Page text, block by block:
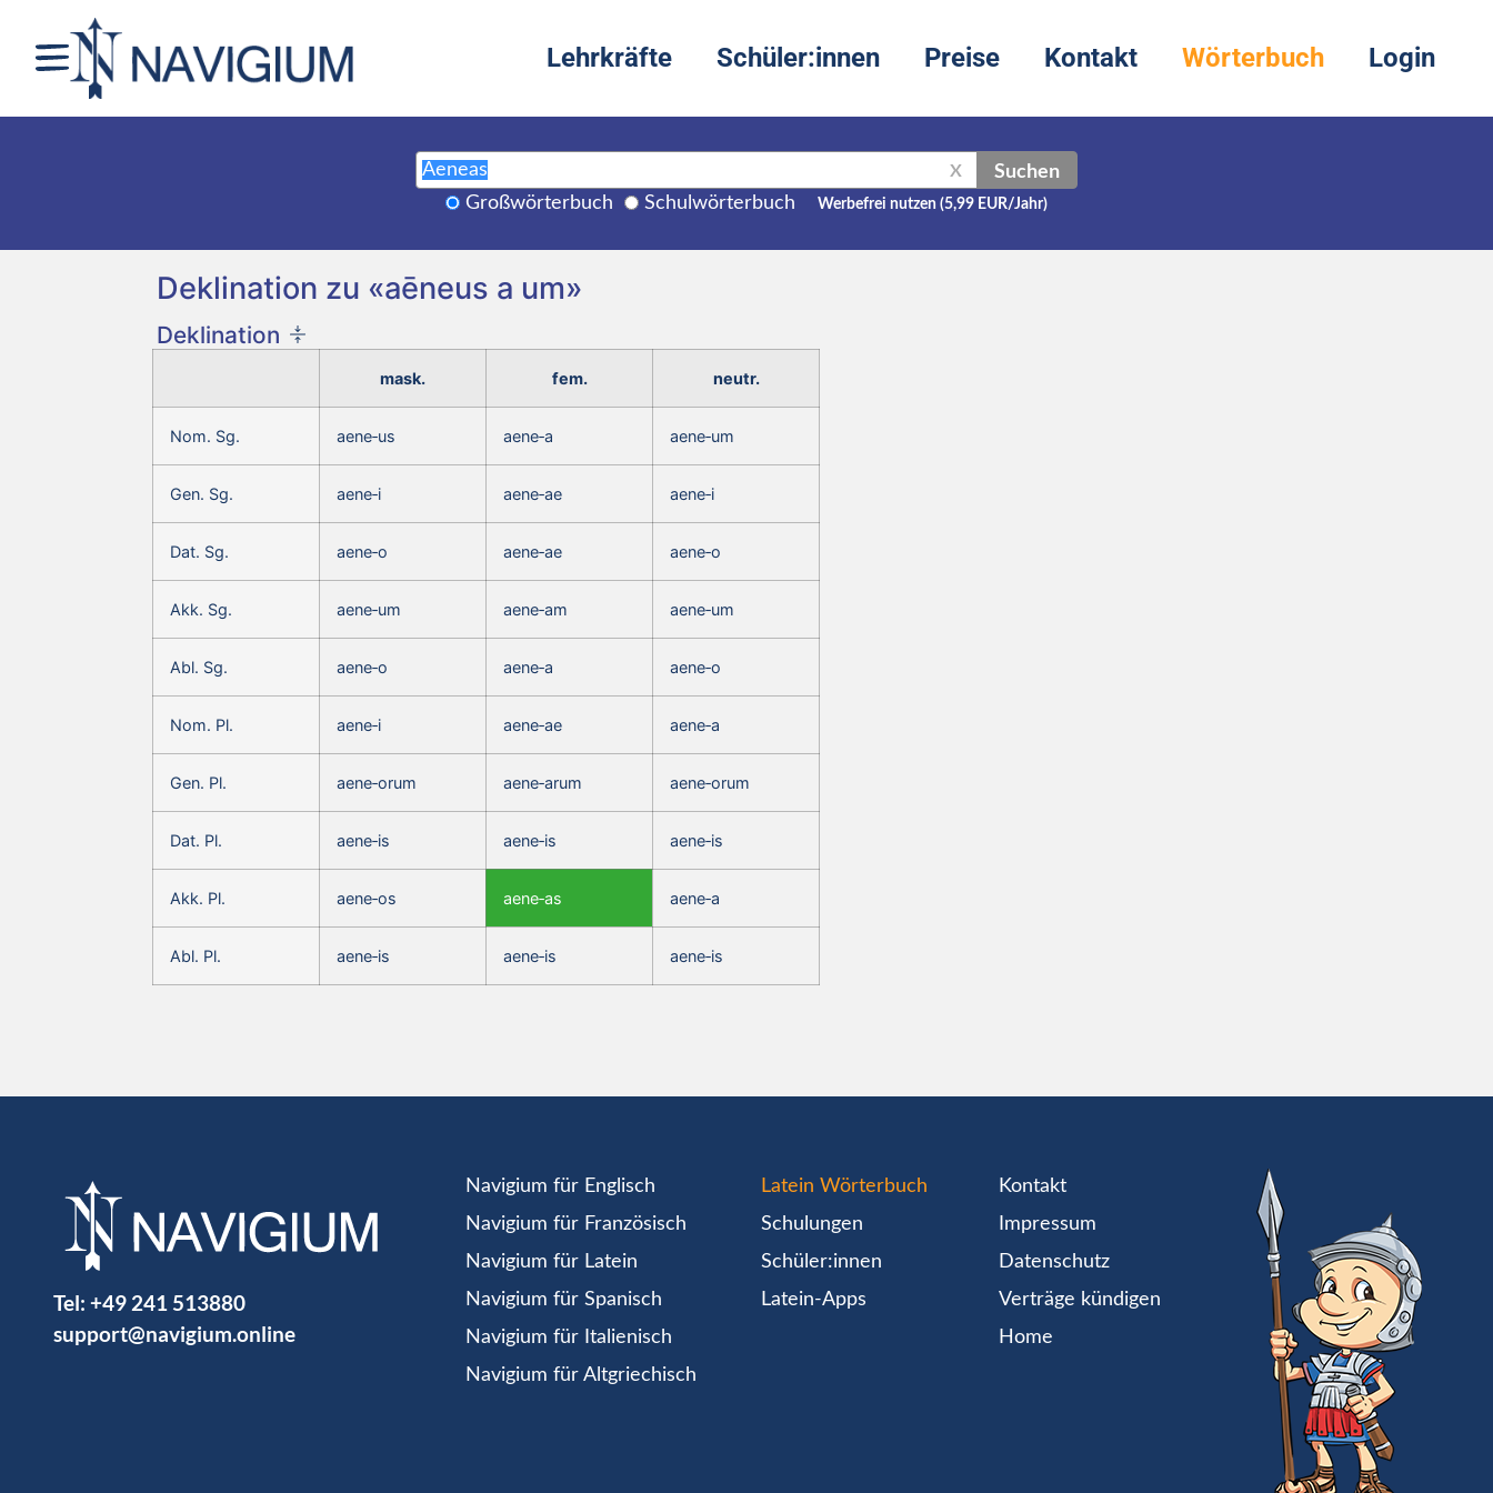
Lehrkräfte Schüler:innen Preise Kontakt Wörterbuch Login
X Suchen
Großwörterbuch Schulwörterbuch Werbefrei nutzen (5,99 EUR/Jahr)
Deklination zu «aēneus a um»
Deklination
mask. fem. neutr.
Nom. Sg. aene‑us aene‑a aene‑um
Gen. Sg. aene‑i aene‑ae aene‑i
Dat. Sg. aene‑o aene‑ae aene‑o
Akk. Sg. aene‑um aene‑am aene‑um
Abl. Sg. aene‑o aene‑a aene‑o
Nom. Pl. aene‑i aene‑ae aene‑a
Gen. Pl. aene‑orum aene‑arum aene‑orum
Dat. Pl. aene‑is aene‑is aene‑is
Akk. Pl. aene‑os aene‑as aene‑a
Abl. Pl. aene‑is aene‑is aene‑is
Tel: +49 241 513880
support@navigium.online
Navigium für Englisch
Navigium für Französisch
Navigium für Latein
Navigium für Spanisch
Navigium für Italienisch
Navigium für Altgriechisch
Latein Wörterbuch
Schulungen
Schüler:innen
Latein-Apps
Kontakt
Impressum
Datenschutz
Verträge kündigen
Home